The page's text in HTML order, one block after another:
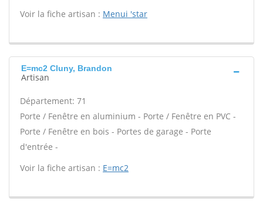
Voir la fiche artisan : Menui 'star
E=mc2 Cluny, Brandon
Artisan
Département: 71
Porte / Fenêtre en aluminium - Porte / Fenêtre en PVC -
Porte / Fenêtre en bois - Portes de garage - Porte
d'entrée -
Voir la fiche artisan : E=mc2